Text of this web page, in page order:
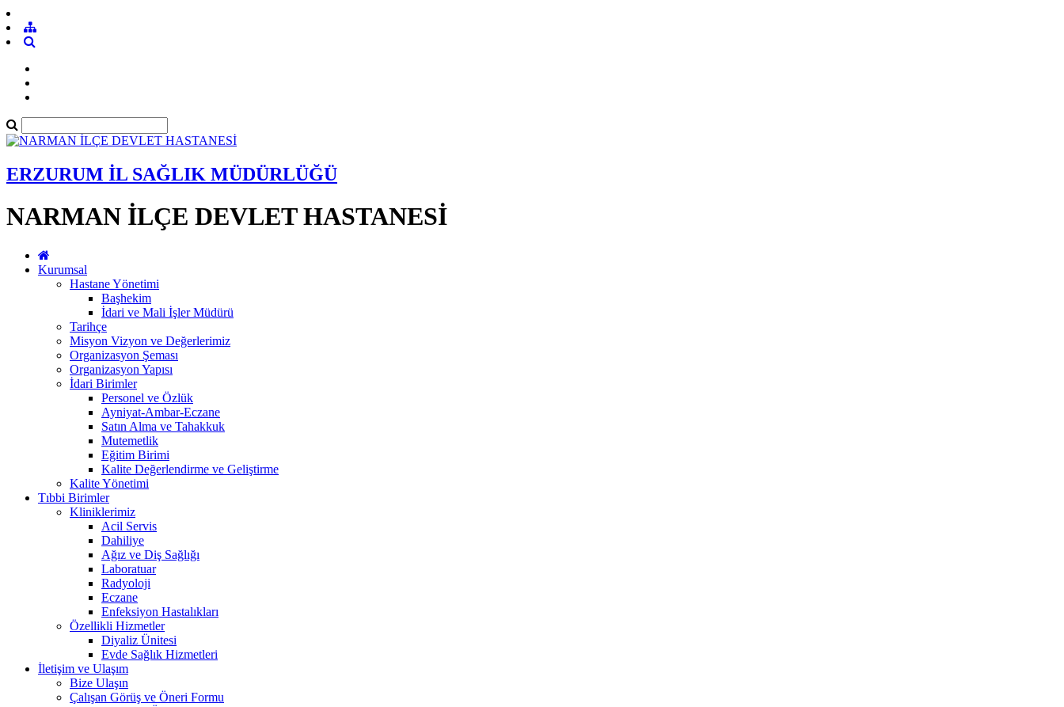
ERZURUM İL SAĞLIK MÜDÜRLÜĞÜ
NARMAN İLÇE DEVLET HASTANESİ
Kurumsal
Hastane Yönetimi
Başhekim
İdari ve Mali İşler Müdürü
Tarihçe
Misyon Vizyon ve Değerlerimiz
Organizasyon Şeması
Organizasyon Yapısı
İdari Birimler
Personel ve Özlük
Ayniyat-Ambar-Eczane
Satın Alma ve Tahakkuk
Mutemetlik
Eğitim Birimi
Kalite Değerlendirme ve Geliştirme
Kalite Yönetimi
Tıbbi Birimler
Kliniklerimiz
Acil Servis
Dahiliye
Ağız ve Diş Sağlığı
Laboratuar
Radyoloji
Eczane
Enfeksiyon Hastalıkları
Özellikli Hizmetler
Diyaliz Ünitesi
Evde Sağlık Hizmetleri
İletişim ve Ulaşım
Bize Ulaşın
Çalışan Görüş ve Öneri Formu